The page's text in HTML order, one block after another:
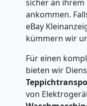
sicher an
ankommen.
eBay
kümmern wir
Für einen
bieten wir
von
Umzug